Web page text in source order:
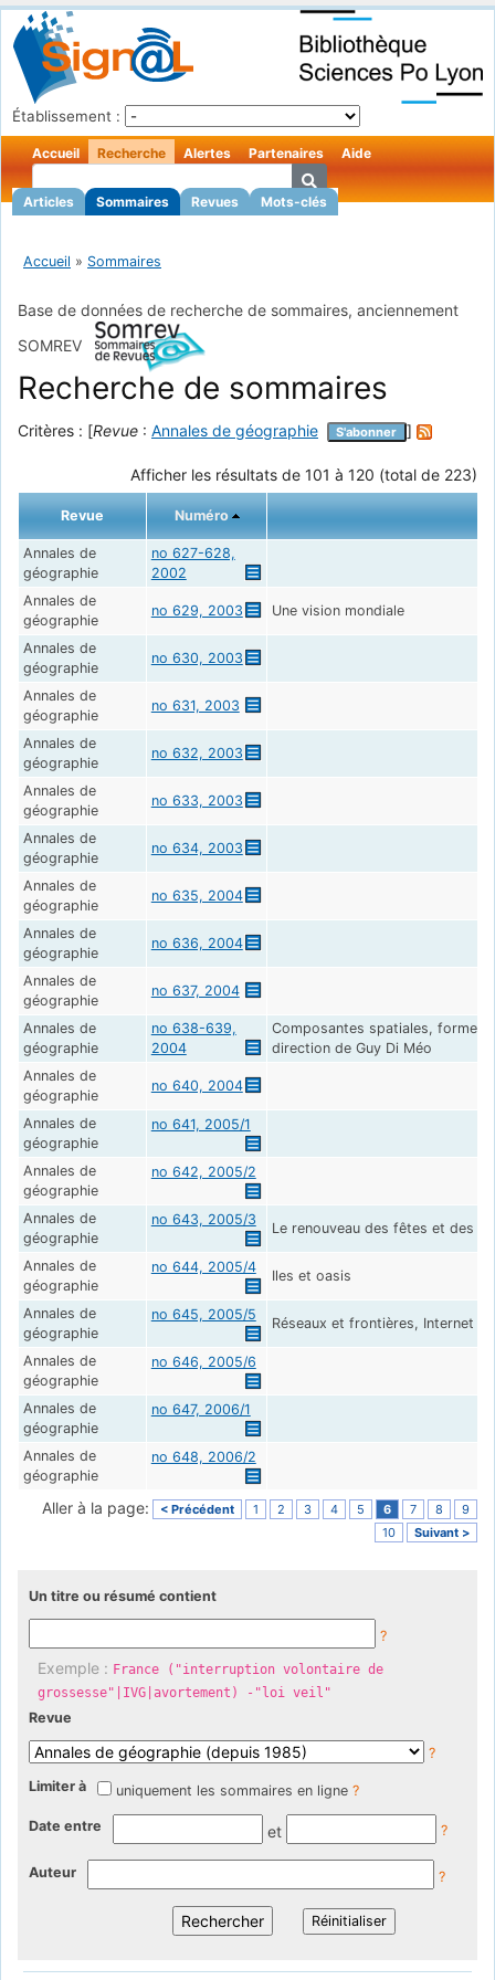
Établissement :
Accueil Recherche
Articles Sommaires Revues Mots-clés
Alertes Partenaires Aide
Accueil » Sommaires
Base de données de recherche de sommaires, anciennement
SOMREV
Recherche de sommaires
Critères : [Revue : Annales de géographie S'abonner ]
Afficher les résultats de 101 à 120 (total de 223)
Revue Numéro
Annales de
géographie
no 627-628,
2002
Annales de
géographie
no 629, 2003 Une vision mondiale
Annales de
géographie
no 630, 2003
Annales de
géographie
no 631, 2003
Annales de
géographie
no 632, 2003
Annales de
géographie
no 633, 2003
Annales de
géographie
no 634, 2003
Annales de
géographie
no 635, 2004
Annales de
géographie
no 636, 2004
Annales de
géographie
no 637, 2004
Annales de
géographie
no 638-639,
2004
Composantes spatiales, formes
direction de Guy Di Méo
Annales de
géographie
no 640, 2004
Annales de
géographie
no 641, 2005/1
Annales de
géographie
no 642, 2005/2
Annales de
géographie
no 643, 2005/3
Le renouveau des fêtes et des
Annales de
géographie
no 644, 2005/4
Iles et oasis
Annales de
géographie
no 645, 2005/5
Réseaux et frontières, Internet
Annales de
géographie
no 646, 2005/6
Annales de
géographie
no 647, 2006/1
Annales de
géographie
no 648, 2006/2
Aller à la page: < Précédent 1 2 3 4 5 6 7 8
9
10
Suivant >
Un titre ou résumé contient
?
Exemple : France ("interruption volontaire de
grossesse"|IVG|avortement) -"loi veil"
Revue
?
Limiter à
uniquement les sommaires en ligne ?
Date entre et ?
Auteur ?